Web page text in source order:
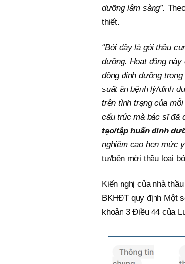
dưỡng lâm sàng”.
thiết.
“Bởi đây là gói thầu
dưỡng. Hoạt động này
động dinh dưỡng
suất ăn bệnh lý/dinh
trên tình trạng của
cấu trúc mà bác sĩ đã
tạo/tập huấn dinh
nghiệm cao hơn mức
tư/bên mời thầu loại
Kiến nghị của nhà
BKHĐT quy định Một
khoản 3 Điều 44 của